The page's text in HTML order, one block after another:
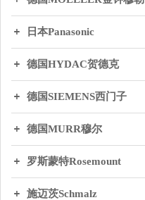
日本Panasonic
德国HYDAC贺德克
德国SIEMENS西门子
德国MURR穆尔
罗斯蒙特Rosemount
施迈茨Schmalz